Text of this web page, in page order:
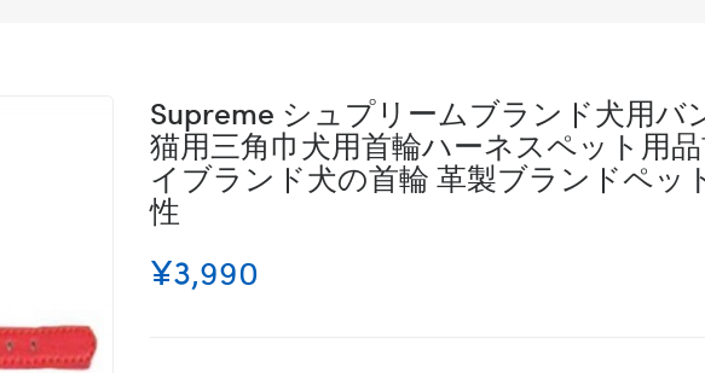
Supreme シュプリームブランド犬用バ
猫用三角巾犬用首輪ハーネスペット用
イブランド犬の首輪 革製ブランドペッ
性
¥3,990